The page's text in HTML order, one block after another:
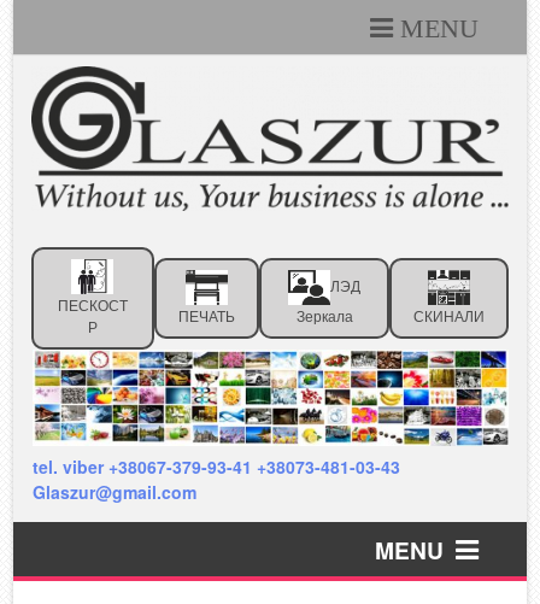
MENU
Каталоги
Технические условия
Портфолио
Контакты
Отзывы клиентов
ПЕСКОСТ
Р
ПЕЧАТЬ
ЛЭД
Зеркала
СКИНАЛИ
tel. viber +38067-379-93-41 +38073-481-03-43
Glaszur@gmail.com
MENU